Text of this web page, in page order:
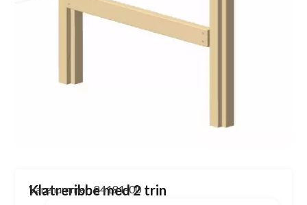
Klatreribbe med 2 trin
Varenummer: 84181-00